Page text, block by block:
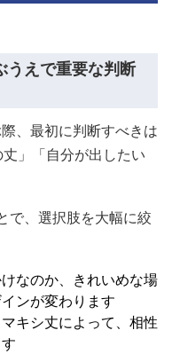
うえで重要な判断
、最初に判断すべきは
」「自分が出したい
で、選択肢を大幅に絞
なのか、きれいめな場
ンが変わります
キシ丈によって、相性